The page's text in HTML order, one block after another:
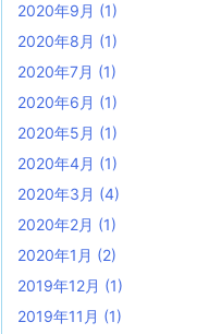
2020年9月 (1)
2020年8月 (1)
2020年7月 (1)
2020年6月 (1)
2020年5月 (1)
2020年4月 (1)
2020年3月 (4)
2020年2月 (1)
2020年1月 (2)
2019年12月 (1)
2019年11月 (1)